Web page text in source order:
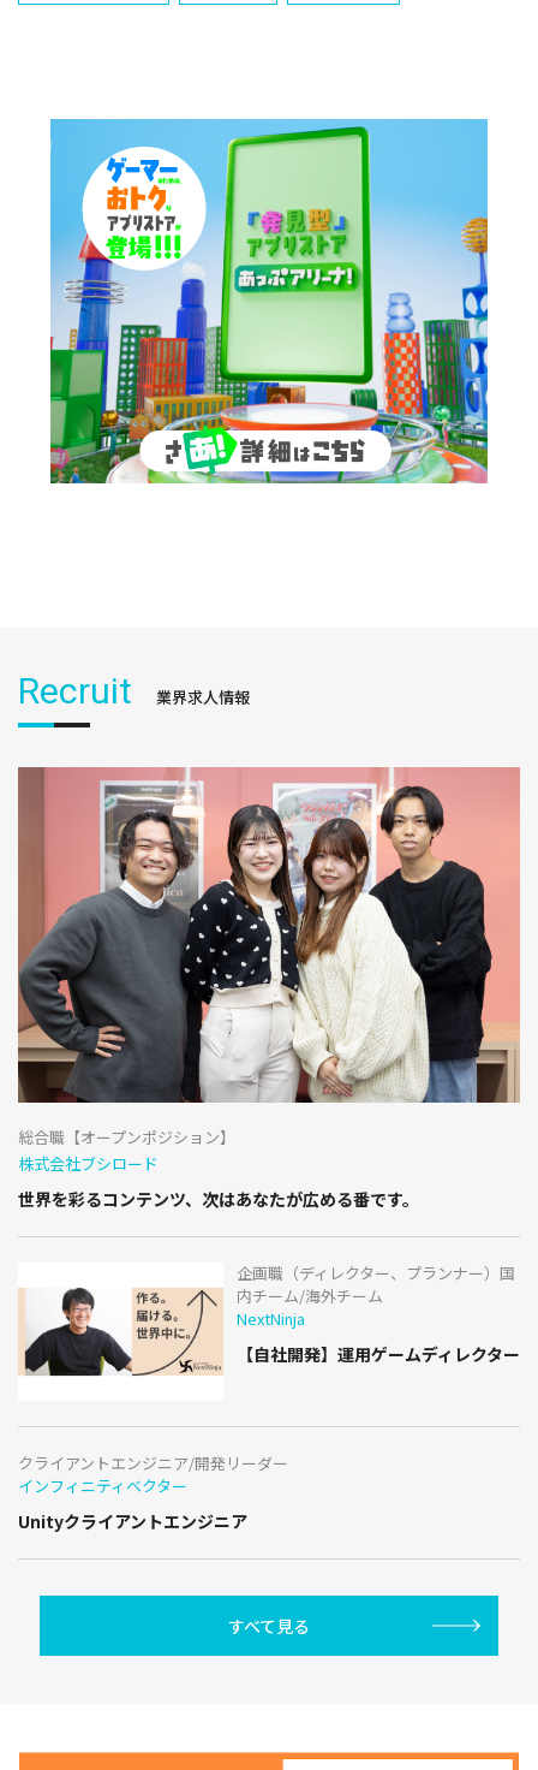
Recruit 業界求人情報
総合職【オープンポジション】
株式会社ブシロード
世界を彩るコンテンツ、次はあなたが広める番です。
企画職（ディレクター、プランナー）国
内チーム/海外チーム
NextNinja
【自社開発】運用ゲームディレクター
クライアントエンジニア/開発リーダー
インフィニティベクター
Unityクライアントエンジニア
すべて見る